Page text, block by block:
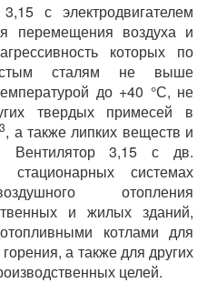
с электродвигателем
перемещения воздуха и
которых по
сталям не выше
до +40 °С, не
твердых примесей в
3, а также липких веществ и
Вентилятор 3,15 с дв.
системах
отопления
и жилых зданий,
котлами для
а также для других
целей.